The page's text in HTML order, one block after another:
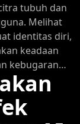
tubuh dan
Melihat
identitas diri,
keadaan
kebugaran